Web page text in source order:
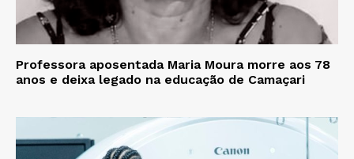
Professora aposentada Maria Moura morre aos 78
anos e deixa legado na educação de Camaçari